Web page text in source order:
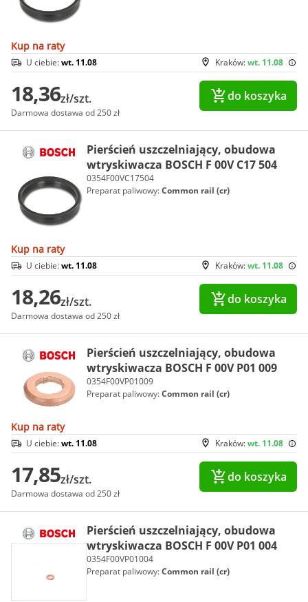
Kup na raty
Kraków:wt. 11.08
U ciebie:wt. 11.08
18,36zł/szt.
Darmowa dostawa od 250 zł
do koszyka
Pierścień uszczelniający, obudowa
wtryskiwacza BOSCH F 00V C17 504
0354F00VC17504
Preparat paliwowy:Common rail (cr)
Kup na raty
Kraków:wt. 11.08
U ciebie:wt. 11.08
18,26zł/szt.
Darmowa dostawa od 250 zł
do koszyka
Pierścień uszczelniający, obudowa
wtryskiwacza BOSCH F 00V P01 009
0354F00VP01009
Preparat paliwowy:Common rail (cr)
Kup na raty
Kraków:wt. 11.08
U ciebie:wt. 11.08
17,85zł/szt.
Darmowa dostawa od 250 zł
do koszyka
Pierścień uszczelniający, obudowa
wtryskiwacza BOSCH F 00V P01 004
0354F00VP01004
Preparat paliwowy:Common rail (cr)